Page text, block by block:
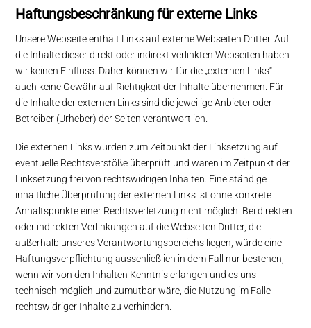
Haftungsbeschränkung für externe Links
Unsere Webseite enthält Links auf externe Webseiten Dritter. Auf
die Inhalte dieser direkt oder indirekt verlinkten Webseiten haben
wir keinen Einfluss. Daher können wir für die „externen Links“
auch keine Gewähr auf Richtigkeit der Inhalte übernehmen. Für
die Inhalte der externen Links sind die jeweilige Anbieter oder
Betreiber (Urheber) der Seiten verantwortlich.
Die externen Links wurden zum Zeitpunkt der Linksetzung auf
eventuelle Rechtsverstöße überprüft und waren im Zeitpunkt der
Linksetzung frei von rechtswidrigen Inhalten. Eine ständige
inhaltliche Überprüfung der externen Links ist ohne konkrete
Anhaltspunkte einer Rechtsverletzung nicht möglich. Bei direkten
oder indirekten Verlinkungen auf die Webseiten Dritter, die
außerhalb unseres Verantwortungsbereichs liegen, würde eine
Haftungsverpflichtung ausschließlich in dem Fall nur bestehen,
wenn wir von den Inhalten Kenntnis erlangen und es uns
technisch möglich und zumutbar wäre, die Nutzung im Falle
rechtswidriger Inhalte zu verhindern.